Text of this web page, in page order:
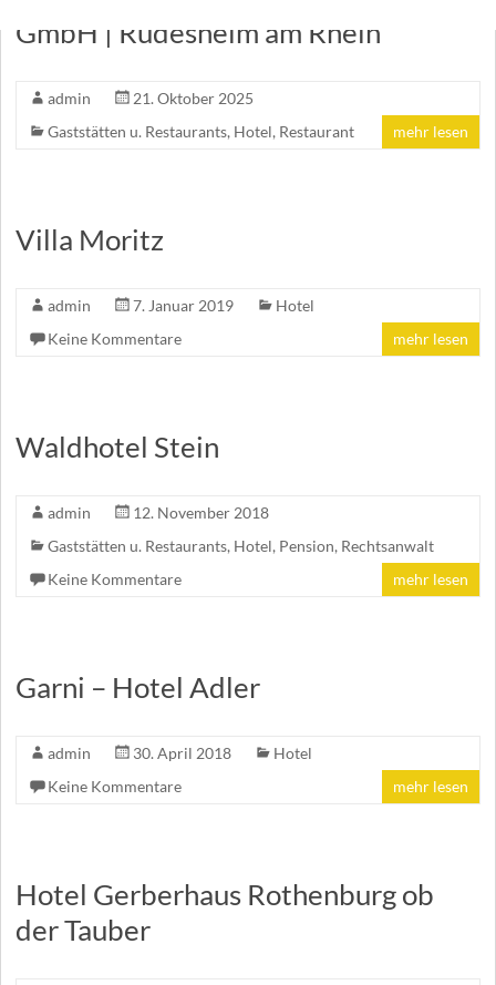
GmbH | Rüdesheim am Rhein
admin
21. Oktober 2025
Gaststätten u. Restaurants, Hotel, Restaurant mehr lesen
Villa Moritz
admin 7. Januar 2019
Hotel
Keine Kommentare
mehr lesen
Waldhotel Stein
admin
12. November 2018
Gaststätten u. Restaurants, Hotel, Pension, Rechtsanwalt
Keine Kommentare
mehr lesen
Garni – Hotel Adler
admin 30. April 2018
Hotel
Keine Kommentare
mehr lesen
Hotel Gerberhaus Rothenburg ob
der Tauber